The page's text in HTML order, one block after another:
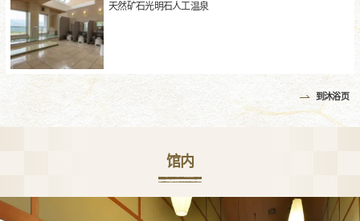
天然矿石光明石人工温泉
到沐浴页
馆内